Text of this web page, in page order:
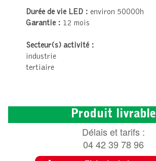
Durée de vie LED : environ 50000h
Garantie : 12 mois
Secteur(s) activité :
industrie
tertiaire
Produit livrable
Délais et tarifs :
04 42 39 78 96